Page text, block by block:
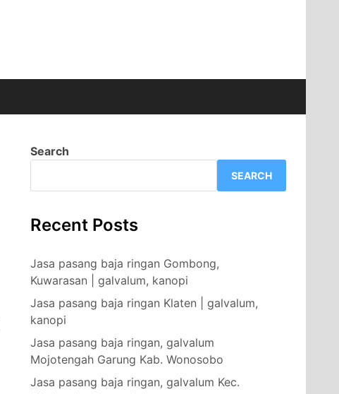
Search
SEARCH
Recent Posts
Jasa pasang baja ringan Gombong,
Kuwarasan | galvalum, kanopi
Jasa pasang baja ringan Klaten | galvalum,
kanopi
Jasa pasang baja ringan, galvalum
Mojotengah Garung Kab. Wonosobo
Jasa pasang baja ringan, galvalum Kec.